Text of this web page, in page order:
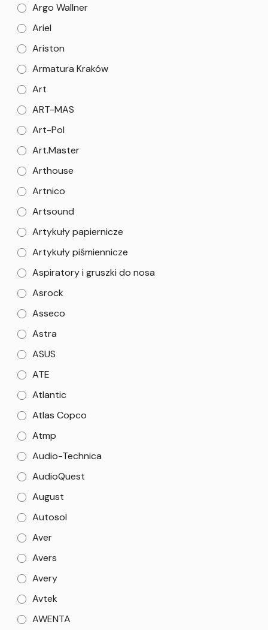
Argo Wallner
Ariel
Ariston
Armatura Kraków
Art
ART-MAS
Art-Pol
Art.Master
Arthouse
Artnico
Artsound
Artykuły papiernicze
Artykuły piśmiennicze
Aspiratory i gruszki do nosa
Asrock
Asseco
Astra
ASUS
ATE
Atlantic
Atlas Copco
Atmp
Audio-Technica
AudioQuest
August
Autosol
Aver
Avers
Avery
Avtek
AWENTA